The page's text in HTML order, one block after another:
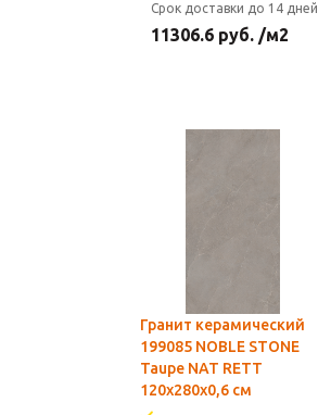
Срок доставки до 14 дней
11306.6 руб. /м2
Гранит керамический
199085 NOBLE STONE
Taupe NAT RETT
120x280x0,6 см